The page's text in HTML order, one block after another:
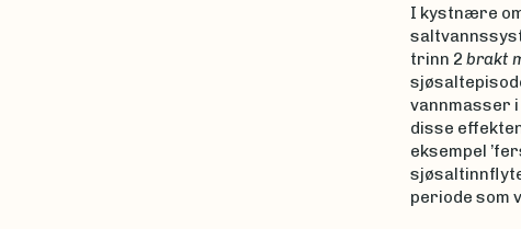
I kystnære
trinn 2 brakt
vannmasser
disse
eksempel
periode som